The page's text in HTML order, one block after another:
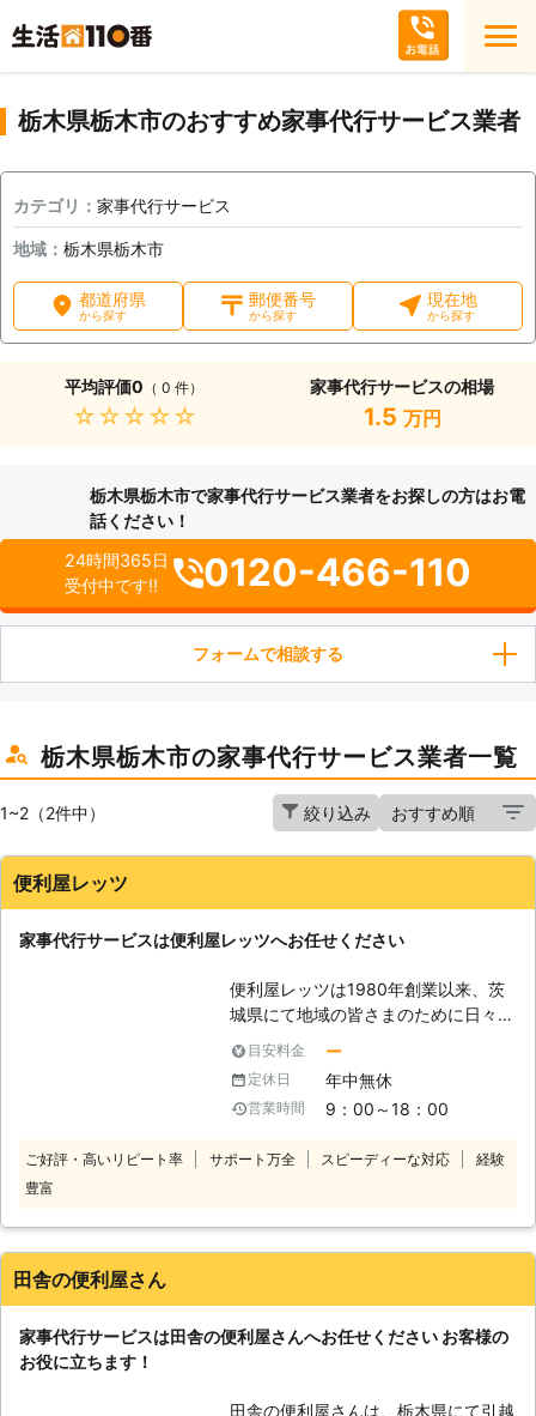
栃木県栃木市のおすすめ家事代行サービス業者
カテゴリ： 家事代行サービス
地域： 栃木県栃木市
都道府県
から探す
郵便番号
から探す
現在地
から探す
平均評価0 （ 0 件）
★★★★★
家事代行サービスの相場
1.5 万円
栃木県栃木市で家事代行サービス業者をお探しの方はお電
話ください！
24時間365日
受付中です!!
0120-466-110
フォームで相談する
栃木県栃木市の家事代行サービス業者一覧
1~2（2件中） 絞り込み
便利屋レッツ
家事代行サービスは便利屋レッツへお任せください
便利屋レッツは1980年創業以来、茨
城県にて地域の皆さまのために日々頑
張っている町の便利屋です。 不用品
回収・リサイクル、遺品整理、草刈
り、剪定、ハチ駆除、引越し、エアコ
ン工事、ハウスクリーニング、家事代
の経験で培ったノウハウを存分に生か
したいとき。 ・ちょっとした雑用を
目安料金 ー
定休日 年中無休
営業時間 9：00～18：00
ご好評・高いリピート率 サポート万全 スピーディーな対応
経験
豊富
田舎の便利屋さん
家事代行サービスは田舎の便利屋さんへお任せください お客様の
お役に立ちます！
田舎の便利屋さんは、栃木県にて引越